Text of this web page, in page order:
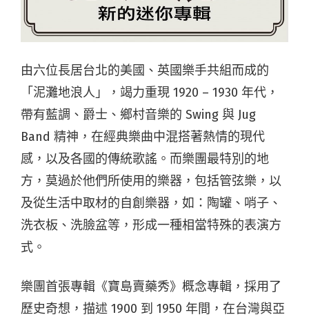
由六位長居台北的美國、英國樂手共組而成的
「泥灘地浪人」，竭力重現 1920 – 1930 年代，
帶有藍調、爵士、鄉村音樂的 Swing 與 Jug
Band 精神，在經典樂曲中混搭著熱情的現代
感，以及各國的傳統歌謠。而樂團最特別的地
方，莫過於他們所使用的樂器，包括管弦樂，以
及從生活中取材的自創樂器，如：陶罐、哨子、
洗衣板、洗臉盆等，形成一種相當特殊的表演方
式。
樂團首張專輯《寶島賣藥秀》概念專輯，採用了
歷史奇想，描述 1900 到 1950 年間，在台灣與亞